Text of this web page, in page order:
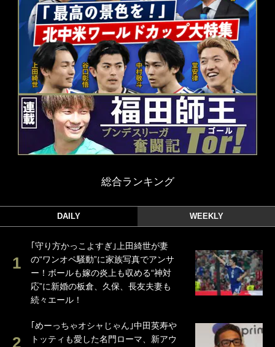
総合ランキング
DAILY WEEKLY
｢守り方かっこよすぎ｣上田綺世が妻
の“ワンオペ騒動”に家族写真でアンサ
ー！ボールも嫁の炎上も収める“神対
応”に新婚の板倉、久保、長友夫妻も
続々エール！
｢めーっちゃオシャじゃん｣中田英寿や
トッティも愛した名門ローマ、新アウ